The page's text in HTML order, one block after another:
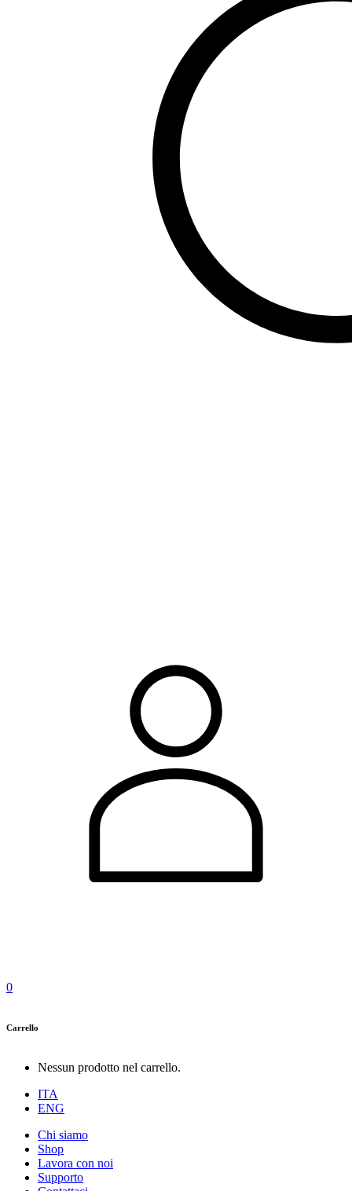
0
Carrello
Nessun prodotto nel carrello.
ITA
ENG
Chi siamo
Shop
Lavora con noi
Supporto